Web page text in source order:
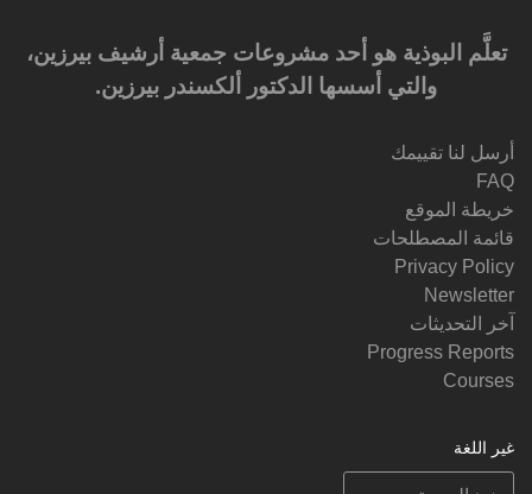
تعلَّم البوذية هو أحد مشروعات جمعية أرشيف بيرزين،
والتي أسسها الدكتور ألكسندر بيرزين.‎‎
أرسل لنا تقييمك
FAQ
خريطة الموقع
قائمة المصطلحات
Privacy Policy
Newsletter
آخر التحديثات
Progress Reports
Courses
غير اللغة